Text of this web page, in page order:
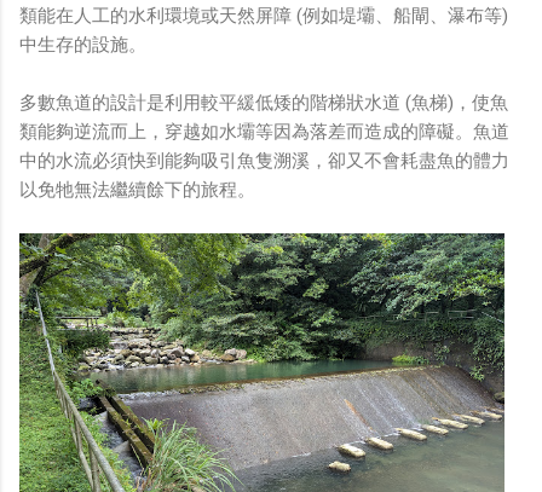
類能在人工的水利環境或天然屏障 (例如堤壩、船閘、瀑布等)
中生存的設施。
多數魚道的設計是利用較平緩低矮的階梯狀水道 (魚梯)，使魚
類能夠逆流而上，穿越如水壩等因為落差而造成的障礙。魚道
中的水流必須快到能夠吸引魚隻溯溪，卻又不會耗盡魚的體力
以免牠無法繼續餘下的旅程。